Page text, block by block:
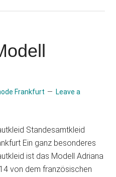
Frankfurt
Leave a
Standesamtkleid
Ein ganz besonderes
ist das Modell Adriana
von dem französischen